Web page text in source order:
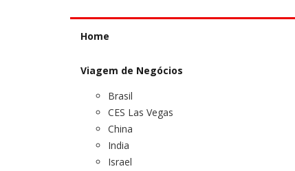
Home
Viagem de Negócios
Brasil
CES Las Vegas
China
India
Israel